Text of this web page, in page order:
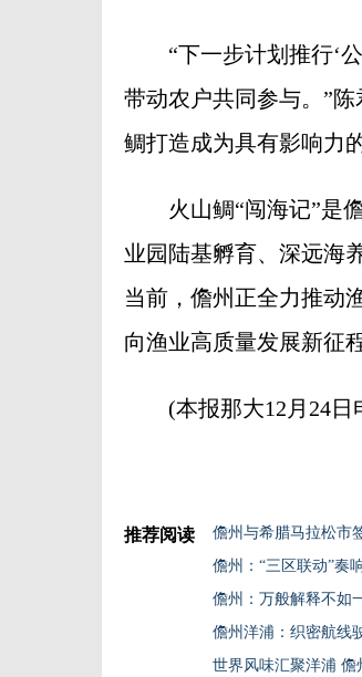
“下一步计划推行‘公
带动农户共同参与。”
鲷打造成为具有影响力
火山鲷“闯海记”是儋
业园陆基孵育、深远海
当前，儋州正全力推动
向渔业高质量发展新征程
(本报那大12月24日
推荐阅读
儋州与希腊马拉松市
儋州：“三区联动”奏
儋州：万般解释不如
儋州洋浦：织密航线
世界风味汇聚洋浦